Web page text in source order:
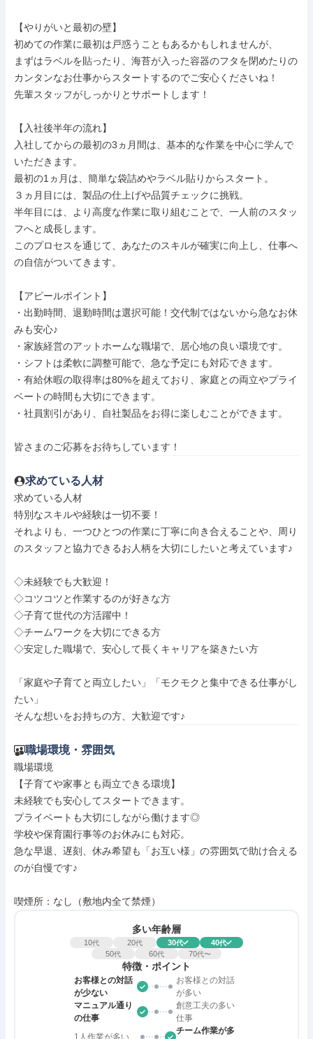
【やりがいと最初の壁】
初めての作業に最初は戸惑うこともあるかもしれませんが、
まずはラベルを貼ったり、海苔が入った容器のフタを閉めたりの
カンタンなお仕事からスタートするのでご安心くださいね！
先輩スタッフがしっかりとサポートします！
【入社後半年の流れ】
入社してからの最初の3ヵ月間は、基本的な作業を中心に学んで
いただきます。
最初の1ヵ月は、簡単な袋詰めやラベル貼りからスタート。
３ヵ月目には、製品の仕上げや品質チェックに挑戦。
半年目には、より高度な作業に取り組むことで、一人前のスタッ
フへと成長します。
このプロセスを通じて、あなたのスキルが確実に向上し、仕事へ
の自信がついてきます。
【アピールポイント】
・出勤時間、退勤時間は選択可能！交代制ではないから急なお休
みも安心♪
・家族経営のアットホームな職場で、居心地の良い環境です。
・シフトは柔軟に調整可能で、急な予定にも対応できます。
・有給休暇の取得率は80%を超えており、家庭との両立やプライ
ベートの時間も大切にできます。
・社員割引があり、自社製品をお得に楽しむことができます。
皆さまのご応募をお待ちしています！
求めている人材
求めている人材
特別なスキルや経験は一切不要！
それよりも、一つひとつの作業に丁寧に向き合えることや、周り
のスタッフと協力できるお人柄を大切にしたいと考えています♪
◇未経験でも大歓迎！
◇コツコツと作業するのが好きな方
◇子育て世代の方活躍中！
◇チームワークを大切にできる方
◇安定した職場で、安心して長くキャリアを築きたい方
「家庭や子育てと両立したい」「モクモクと集中できる仕事がし
たい」
そんな想いをお持ちの方、大歓迎です♪
職場環境・雰囲気
職場環境
【子育てや家事とも両立できる環境】
未経験でも安心してスタートできます。
プライベートも大切にしながら働けます◎
学校や保育園行事等のお休みにも対応。
急な早退、遅刻、休み希望も「お互い様」の雰囲気で助け合える
のが自慢です♪
喫煙所：なし（敷地内全て禁煙）
多い年齢層
10代 20代 30代 40代
50代 60代 70代〜
特徴・ポイント
お客様との対話
が少ない
お客様との対話
が多い
マニュアル通り
の仕事
創意工夫の多い
仕事
1人作業が多い
チーム作業が多